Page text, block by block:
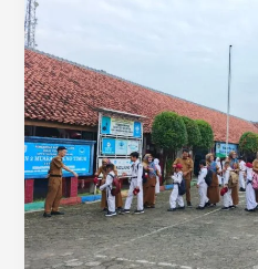
Sejak
Dini
Melalui
Intervensi
Makan
Bergizi
Gratis